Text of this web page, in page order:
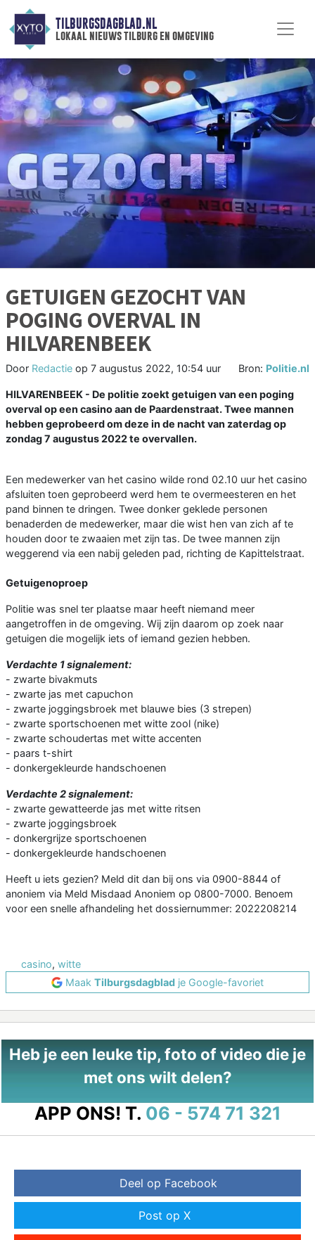
TILBURGSDAGBLAD.NL
lokaal nieuws tilburg en omgeving
GETUIGEN GEZOCHT VAN
POGING OVERVAL IN
HILVARENBEEK
Door Redactie op 7 augustus 2022, 10:54 uur Bron: Politie.nl
HILVARENBEEK - De politie zoekt getuigen van een poging
overval op een casino aan de Paardenstraat. Twee mannen
hebben geprobeerd om deze in de nacht van zaterdag op
zondag 7 augustus 2022 te overvallen.
Een medewerker van het casino wilde rond 02.10 uur het casino
afsluiten toen geprobeerd werd hem te overmeesteren en het
pand binnen te dringen. Twee donker geklede personen
benaderden de medewerker, maar die wist hen van zich af te
houden door te zwaaien met zijn tas. De twee mannen zijn
weggerend via een nabij geleden pad, richting de Kapittelstraat.
Getuigenoproep
Politie was snel ter plaatse maar heeft niemand meer
aangetroffen in de omgeving. Wij zijn daarom op zoek naar
getuigen die mogelijk iets of iemand gezien hebben.
Verdachte 1 signalement:
- zwarte bivakmuts
- zwarte jas met capuchon
- zwarte joggingsbroek met blauwe bies (3 strepen)
- zwarte sportschoenen met witte zool (nike)
- zwarte schoudertas met witte accenten
- paars t-shirt
- donkergekleurde handschoenen
Verdachte 2 signalement:
- zwarte gewatteerde jas met witte ritsen
- zwarte joggingsbroek
- donkergrijze sportschoenen
- donkergekleurde handschoenen
Heeft u iets gezien? Meld dit dan bij ons via 0900-8844 of
anoniem via Meld Misdaad Anoniem op 0800-7000. Benoem
voor een snelle afhandeling het dossiernummer: 2022208214
casino, witte
Maak Tilburgsdagblad je Google-favoriet
Heb je een leuke tip, foto of video die je
met ons wilt delen?
APP ONS! T. 06 - 574 71 321
Deel op Facebook
Post op X